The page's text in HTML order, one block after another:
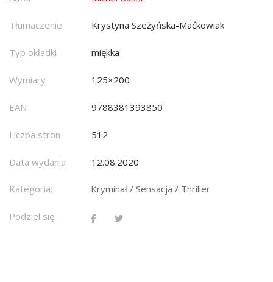
Tłumaczenie Krystyna Szeżyńska-Maćkowiak
Typ okładki miękka
Wymiary 125×200
EAN 9788381393850
Liczba stron 512
Data wydania 12.08.2020
Kategoria: Kryminał / Sensacja / Thriller
Podziel się